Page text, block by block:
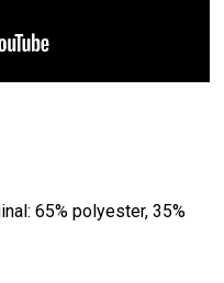
65% polyester, 35%